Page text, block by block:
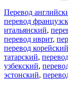
Перевод
перевод
итальянский,
перевод иврит,
перевод корейский
татарский,
узбекский,
эстонский,